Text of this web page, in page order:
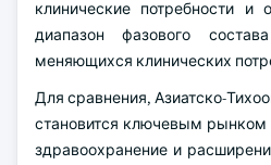
клинические потребности и
диапазон фазового
меняющихся клинических
Для сравнения, Азиатско-
становится ключевым рынком
здравоохранение и